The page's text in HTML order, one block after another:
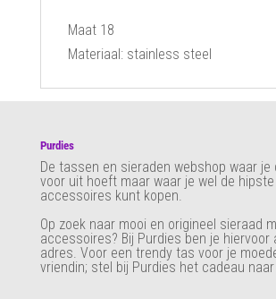
Maat 18
Materiaal: stainless steel
Purdies
De tassen en sieraden webshop waar je
voor uit hoeft maar waar je wel de
accessoires kunt kopen.
Op zoek naar mooi en origineel sieraad
accessoires? Bij Purdies ben je hiervoor
adres. Voor een trendy tas voor je
vriendin; stel bij Purdies het cadeau